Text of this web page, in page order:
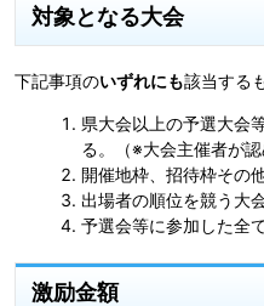
対象となる大会
下記事項のいずれにも該当する
県大会以上の予選大会
る。（※大会主催者が
開催地枠、招待枠その
出場者の順位を競う大
予選会等に参加した全
激励金額